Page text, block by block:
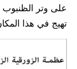
على وتر الظنبوب
تهيج في هذا